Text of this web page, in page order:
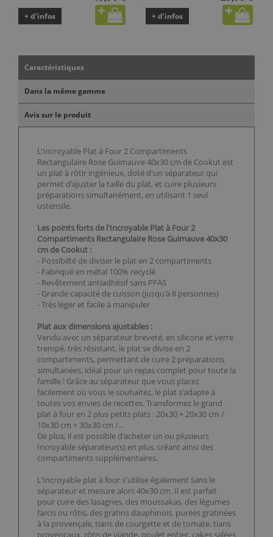
+ d’infos + d’infos
Caractéristiques
Dans la même gamme
Avis sur le produit
L'Incroyable Plat à Four 2 Compartiments
Rectangulaire Rose Guimauve 40x30 cm de Cookut est
un plat à rôtir ingénieux, doté d'un séparateur qui
permet d'ajuster la taille du plat, et cuire plusieurs
préparations simultanément, en utilisant 1 seul
ustensile.
Les points forts de l'Incroyable Plat à Four 2
Compartiments Rectangulaire Rose Guimauve 40x30
cm de Cookut :
- Possibilté de diviser le plat en 2 compartiments
- Fabriqué en métal 100% recyclé
- Revêtement antiadhésif sans PFAS
- Grande capacité de cuisson (jusqu'à 8 personnes)
- Très léger et facile à manipuler
Plat aux dimensions ajustables :
Vendu avec un séparateur breveté, en silicone et verre
trempé, très résistant, le plat se divise en 2
compartiments, permettant de cuire 2 préparations
simultanées, idéal pour un repas complet pour toute la
famille ! Grâce au séparateur que vous placez
facilement où vous le souhaitez, le plat s'adapte à
toutes vos envies de recettes. Transformez le grand
plat à four en 2 plus petits plats : 20x30 + 20x30 cm /
10x30 cm + 30x30 cm /...
De plus, il est possible d'acheter un ou plusieurs
Incroyable séparateur(s) en plus, créant ainsi des
compartiments supplémentaires.
L'Incroyable plat à four s'utilise également sans le
séparateur et mesure alors 40x30 cm. Il est parfait
pour cuire des lasagnes, des moussakas, des légumes
farcis ou rôtis, des gratins dauphinois, purées gratinées
à la provençale, tians de courgette et de tomate, tians
provençaux, rôtis de viande, poulet entier, cakes salées